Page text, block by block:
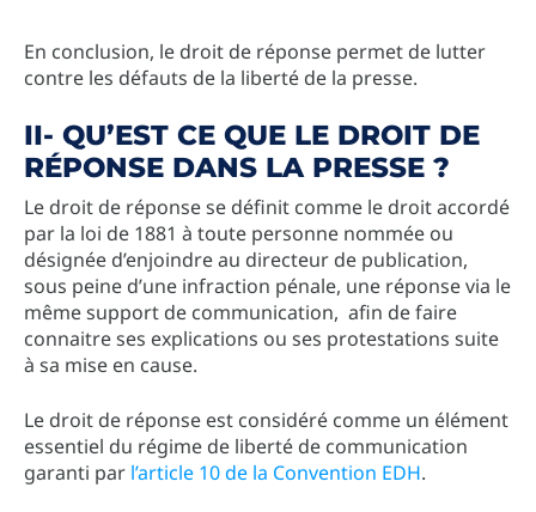
En conclusion, le droit de réponse permet de lutter
contre les défauts de la liberté de la presse.
II- QU’EST CE QUE LE DROIT DE
RÉPONSE DANS LA PRESSE ?
Le droit de réponse se définit comme le droit accordé
par la loi de 1881 à toute personne nommée ou
désignée d’enjoindre au directeur de publication,
sous peine d’une infraction pénale, une réponse via le
même support de communication, afin de faire
connaitre ses explications ou ses protestations suite
à sa mise en cause.
Le droit de réponse est considéré comme un élément
essentiel du régime de liberté de communication
garanti par l’article 10 de la Convention EDH.